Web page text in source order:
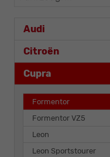
Audi
Citroën
Cupra
Formentor
Formentor VZ5
Leon
Leon Sportstourer